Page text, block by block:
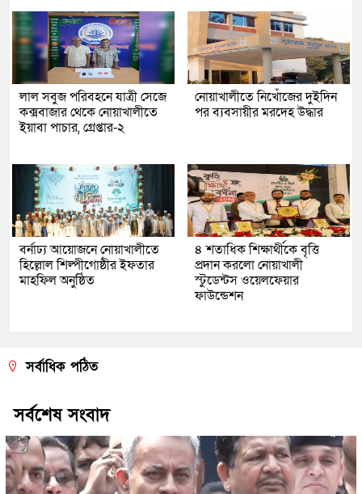
লাল সবুজ পরিবহনে যাত্রী সেজে
কক্সবাজার থেকে নোয়াখালীতে
ইয়াবা পাচার, গ্রেপ্তার-২
নোয়াখালীতে নিখোঁজের দুইদিন
পর ব্যবসায়ীর মরদেহ উদ্ধার
বর্নাঢ্য আয়োজনে নোয়াখালীতে
হিল্লোল শিল্পীগোষ্ঠীর ইফতার
মাহফিল অনুষ্ঠিত
৪ শতাধিক শিক্ষার্থীকে বৃত্তি
প্রদান করলো নোয়াখালী
স্টুডেন্টস ওয়েলফেয়ার
ফাউন্ডেশন
সর্বাধিক পঠিত
সর্বশেষ সংবাদ